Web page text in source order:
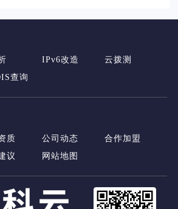
IPv6改造
云拨测
查询
质 公司动态
合作加盟
议 网站地图